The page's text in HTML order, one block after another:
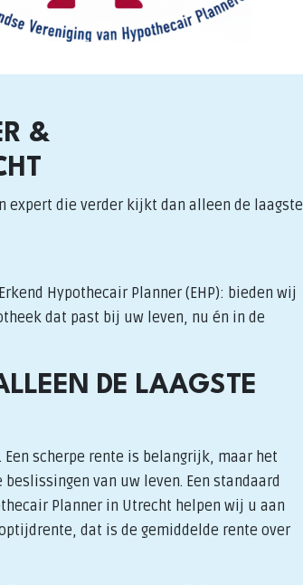
&
expert die verder kijkt dan alleen de laagste
Hypothecair Planner (EHP): bieden wij
dat past bij uw leven, nu én in de
DE LAAGSTE
scherpe rente is belangrijk, maar het
van uw leven. Een standaard
Planner in Utrecht helpen wij u aan
dat is de gemiddelde rente over